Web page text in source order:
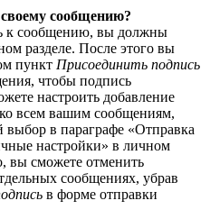
сообщению?
к сообщению, вы должны
разделе. После этого вы
пункт Присоединить подпись
чтобы подпись
настроить добавление
всем вашим сообщениям,
выбор в параграфе «Отправка
настройки» в личном
вы сможете отменить
сообщениях, убрав
в форме отправки